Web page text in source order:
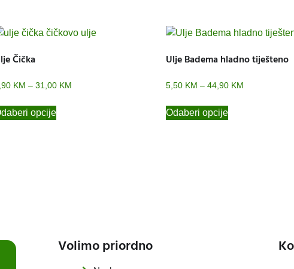
Čička
KM – 31,00 KM
opcije
Ulje Badema hladno tiješteno
5,50 KM – 44,90 KM
Odaberi opcije
Volimo priordno